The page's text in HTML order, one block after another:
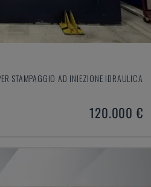
STAMPAGGIO AD INIEZIONE IDRAULICA
120.000 €